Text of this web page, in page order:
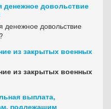
денежное довольствие
денежное довольствие
из закрытых военных
из закрытых военных
выплата,
подлежащим